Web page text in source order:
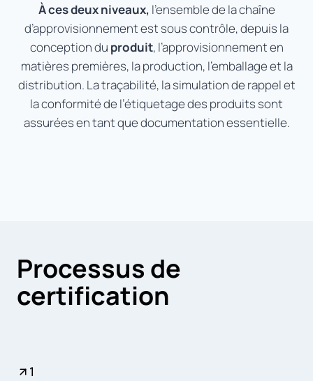
À ces deux niveaux, l’ensemble de la chaîne
d’approvisionnement est sous contrôle, depuis la
conception du produit, l’approvisionnement en
matières premières, la production, l’emballage et la
distribution. La traçabilité, la simulation de rappel et
la conformité de l’étiquetage des produits sont
assurées en tant que documentation essentielle.
Processus de
certification
1